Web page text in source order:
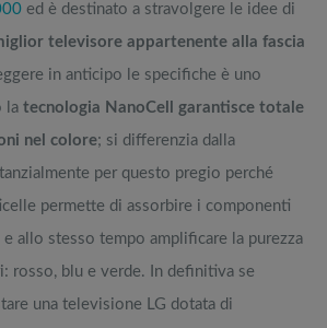
ed è destinato a stravolgere le idee di
televisore appartenente alla fascia
in anticipo le specifiche è uno
la tecnologia NanoCell garantisce totale
nel colore; si differenzia dalla
per questo pregio perché
permette di assorbire i componenti
e allo stesso tempo amplificare la purezza
rosso, blu e verde. In definitiva se
una televisione LG dotata di